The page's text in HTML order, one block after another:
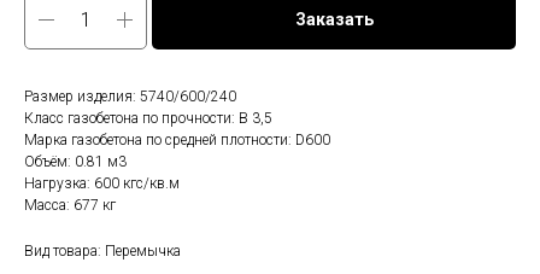
Заказать
Размер изделия: 5740/600/240
Класс газобетона по прочности: B 3,5
Марка газобетона по средней плотности: D600
Объём: 0.81 м3
Нагрузка: 600 кгс/кв.м
Масса: 677 кг
Вид товара: Перемычка